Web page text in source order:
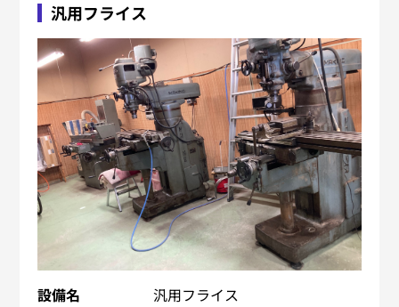
汎用フライス
設備名 汎用フライス